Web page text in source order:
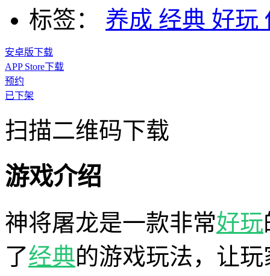
标签：
养成 经典 好玩
安卓版下载
APP Store下载
预约
已下架
扫描二维码下载
游戏介绍
神将屠龙是一款非常好玩
了经典的游戏玩法，让